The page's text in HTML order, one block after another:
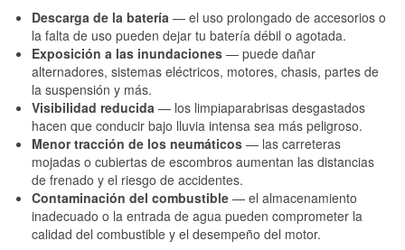
Descarga de la batería — el uso prolongado de accesorios o
la falta de uso pueden dejar tu batería débil o agotada.
Exposición a las inundaciones — puede dañar
alternadores, sistemas eléctricos, motores, chasis, partes de
la suspensión y más.
Visibilidad reducida — los limpiaparabrisas desgastados
hacen que conducir bajo lluvia intensa sea más peligroso.
Menor tracción de los neumáticos — las carreteras
mojadas o cubiertas de escombros aumentan las distancias
de frenado y el riesgo de accidentes.
Contaminación del combustible — el almacenamiento
inadecuado o la entrada de agua pueden comprometer la
calidad del combustible y el desempeño del motor.